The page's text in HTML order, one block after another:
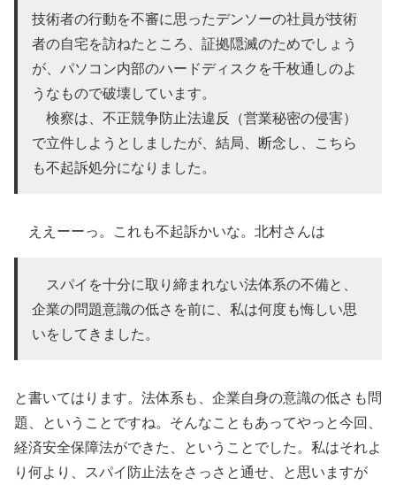
技術者の行動を不審に思ったデンソーの社員が技術
者の自宅を訪ねたところ、証拠隠滅のためでしょう
が、パソコン内部のハードディスクを千枚通しのよ
うなもので破壊しています。
検察は、不正競争防止法違反（営業秘密の侵害）
で立件しようとしましたが、結局、断念し、こちら
も不起訴処分になりました。
ええーーっ。これも不起訴かいな。北村さんは
スパイを十分に取り締まれない法体系の不備と、
企業の問題意識の低さを前に、私は何度も悔しい思
いをしてきました。
と書いてはります。法体系も、企業自身の意識の低さも問
題、ということですね。そんなこともあってやっと今回、
経済安全保障法ができた、ということでした。私はそれよ
り何より、スパイ防止法をさっさと通せ、と思いますが